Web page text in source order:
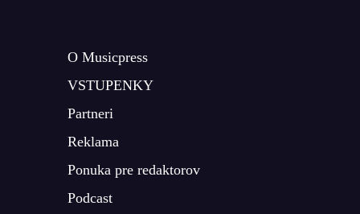
O Musicpress
VSTUPENKY
Partneri
Reklama
Ponuka pre redaktorov
Podcast